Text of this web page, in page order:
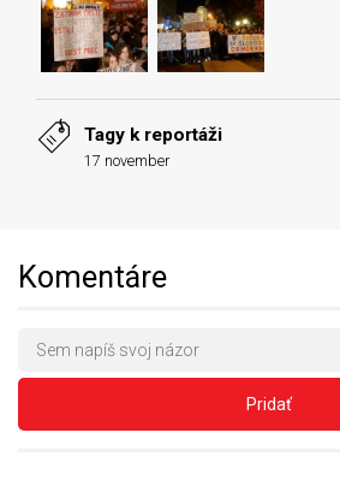
Tagy k reportáži
17 november
Komentáre
Pridať